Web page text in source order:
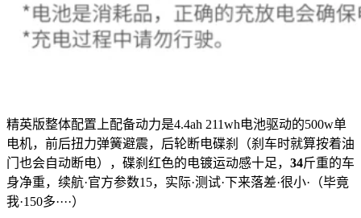
精英版整体配置上配备动力是4.4ah 211wh电池驱动的500w单
电机，前后扭力弹簧避震，后轮断电碟刹（刹车时就算按着油
门也会自动断电），碟刹红色的电镀运动感十足， 34斤重的车
身净重，续航·官方参数15，实际·测试·下来落差·很小·（毕竟
我·150多····）